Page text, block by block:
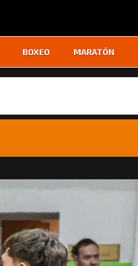
BOXEO MARATÓN